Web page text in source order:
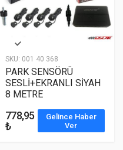
SKU: 001 40 368
PARK SENSÖRÜ
SESLİ+EKRANLI SİYAH
8 METRE
778,95
₺
Gelince Haber
Ver